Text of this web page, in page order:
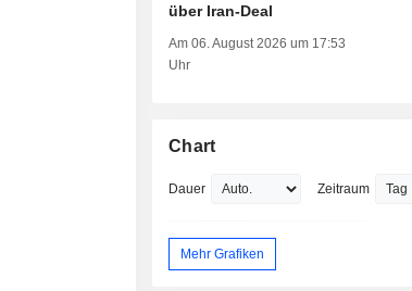
über Iran-Deal
Am 06. August 2026 um 17:53
Uhr
Chart
Dauer Zeitraum
Mehr Grafiken